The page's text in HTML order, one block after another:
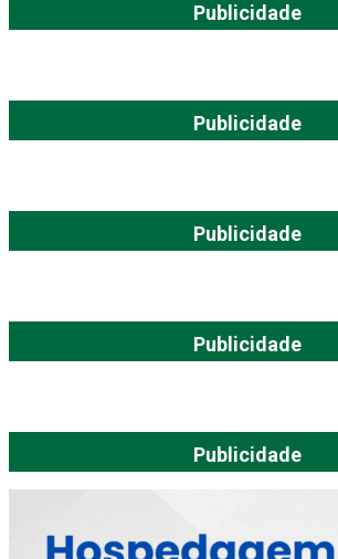
Publicidade
Publicidade
Publicidade
Publicidade
Publicidade